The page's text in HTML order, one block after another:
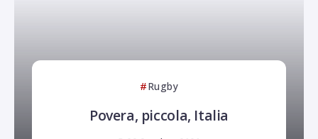
Rugby
Povera, piccola, Italia